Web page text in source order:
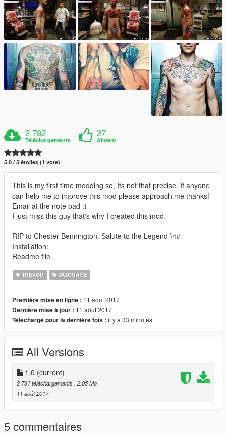
2 782
Téléchargements
27
Aiment
5.0 / 5 étoiles (1 vote)
This is my first time modding so, Its not that precise. If anyone
can help me to improve this mod please approach me thanks!
Email at the note pad :)
I just miss this guy that's why I created this mod
RIP to Chester Bennington. Salute to the Legend \m/
Installation:
Readme file
TREVOR TATOUAGE
Première mise en ligne : 11 août 2017
Dernière mise à jour : 11 août 2017
Téléchargé pour la dernière fois : il y a 33 minutes
All Versions
1.0 (current)
2 781 téléchargements , 2,05 Mo
11 août 2017
5 commentaires